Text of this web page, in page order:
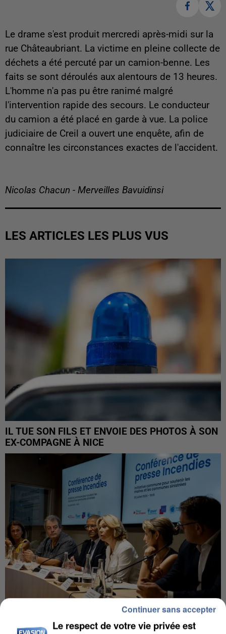
Le drame s'est produit mercredi après-midi sur la
rue Châteaubriant. La victime en pleine collecte de
déchets a été percuté par un camion-benne. Les
faits se sont déroulés aux alentours de 13 heures.
L'homme n'a pas pu être ranimé malgré
l'intervention rapide des secours. Le conducteur
du camion a été placé en garde à vue. La police
judiciaire de Creil a ouvert une enquête, afin de
connaître les circonstances exactes de l'accident.
Nicolas Chacun - Merveilles Bavuidinsi
LES ARTICLES LES PLUS VUS
IL TUE SON FILS ET ENVOIE DES PHOTOS À SON
EX-COMPAGNE À NICE
INCENDIES : L’ÎLE-DE-FRANCE LANCE UN ÉLAN
Le respect de votre vie privée est
Continuer sans accepter